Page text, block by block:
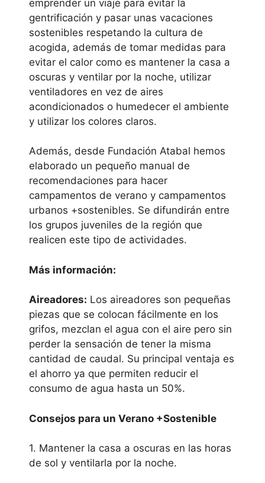
emprender un viaje para evitar la
gentrificación y pasar unas vacaciones
sostenibles respetando la cultura de
acogida, además de tomar medidas para
evitar el calor como es mantener la casa a
oscuras y ventilar por la noche, utilizar
ventiladores en vez de aires
acondicionados o humedecer el ambiente
y utilizar los colores claros.
Además, desde Fundación Atabal hemos
elaborado un pequeño manual de
recomendaciones para hacer
campamentos de verano y campamentos
urbanos +sostenibles. Se difundirán entre
los grupos juveniles de la región que
realicen este tipo de actividades.
Más información:
Aireadores: Los aireadores son pequeñas
piezas que se colocan fácilmente en los
grifos, mezclan el agua con el aire pero sin
perder la sensación de tener la misma
cantidad de caudal. Su principal ventaja es
el ahorro ya que permiten reducir el
consumo de agua hasta un 50%.
Consejos para un Verano +Sostenible
1. Mantener la casa a oscuras en las horas
de sol y ventilarla por la noche.